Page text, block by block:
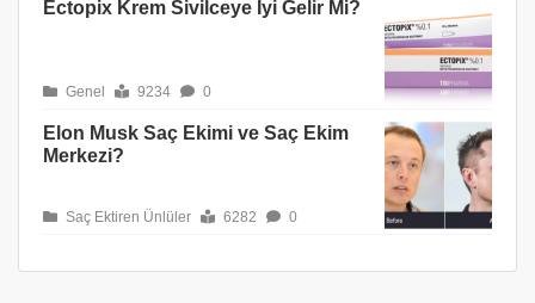
Ectopix Krem Sivilceye İyi Gelir Mi?
Genel 9234 0
Elon Musk Saç Ekimi ve Saç Ekim
Merkezi?
Saç Ektiren Ünlüler 6282 0